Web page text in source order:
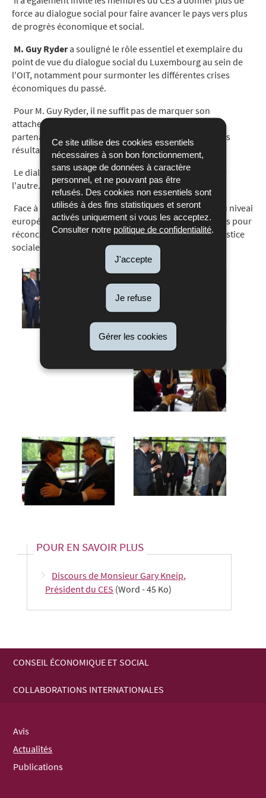
Ce site utilise des cookies essentiels
nécessaires à son bon fonctionnement,
sans usage de données à caractère
personnel, et ne pouvant pas être
refusés. Des cookies non essentiels sont
utilisés à des fins statistiques et seront
activés uniquement si vous les acceptez.
Consulter notre politique de confidentialité.
J'accepte
Je refuse
Gérer les cookies
force au dialogue social pour faire avancer le pays vers plus
de progrès économique et social.
M. Guy Rydera souligné le rôle essentiel et exemplaire du
point de vue du dialogue social du Luxembourg au sein de
l'OIT, notamment pour surmonter les différentes crises
économiques du passé.
Pour M. Guy Ryder, il ne suffit pas de marquer son
attachement au dialogue social, mais il faut que les
partenaires sociaux soient déterminés à y apporter des
résultats.
Le dialogue prend du temps, à écouter, à comprendre
l'autre. Chaque jour, le dialogue doit faire sa preuve.
Face à la pression internationale, le dialogue social au niveai
européen et au niveau international doit saisir les défis pour
réconcilier la reconquête de la compétitivité et de la justice
sociale.
POUR EN SAVOIR PLUS
Discours de Monsieur Gary Kneip,
Président du CES (Word - 45 Ko)
MENU
NAVIGATION
CONSEIL ÉCONOMIQUE ET SOCIAL
COLLABORATIONS INTERNATIONALES
Avis
Actualités
Publications